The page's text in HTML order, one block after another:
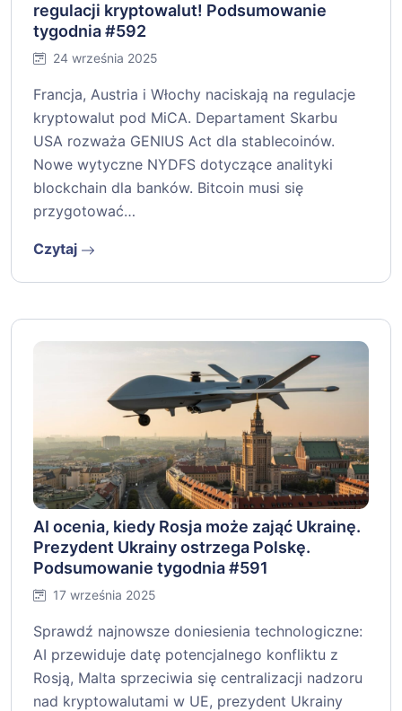
regulacji kryptowalut! Podsumowanie
tygodnia #592
24 września 2025
Francja, Austria i Włochy naciskają na regulacje
kryptowalut pod MiCA. Departament Skarbu
USA rozważa GENIUS Act dla stablecoinów.
Nowe wytyczne NYDFS dotyczące analityki
blockchain dla banków. Bitcoin musi się
przygotować…
Czytaj
AI ocenia, kiedy Rosja może zająć Ukrainę.
Prezydent Ukrainy ostrzega Polskę.
Podsumowanie tygodnia #591
17 września 2025
Sprawdź najnowsze doniesienia technologiczne:
AI przewiduje datę potencjalnego konfliktu z
Rosją, Malta sprzeciwia się centralizacji nadzoru
nad kryptowalutami w UE, prezydent Ukrainy